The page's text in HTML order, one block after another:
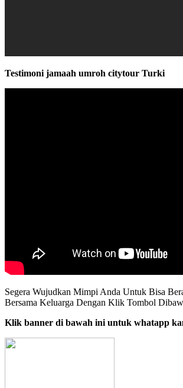
Testimoni jamaah umroh citytour Turki
Segera Wujudkan Mimpi Anda Untuk Bisa
Bersama Keluarga Dengan Klik Tombol
Klik banner di bawah ini untuk whatapp